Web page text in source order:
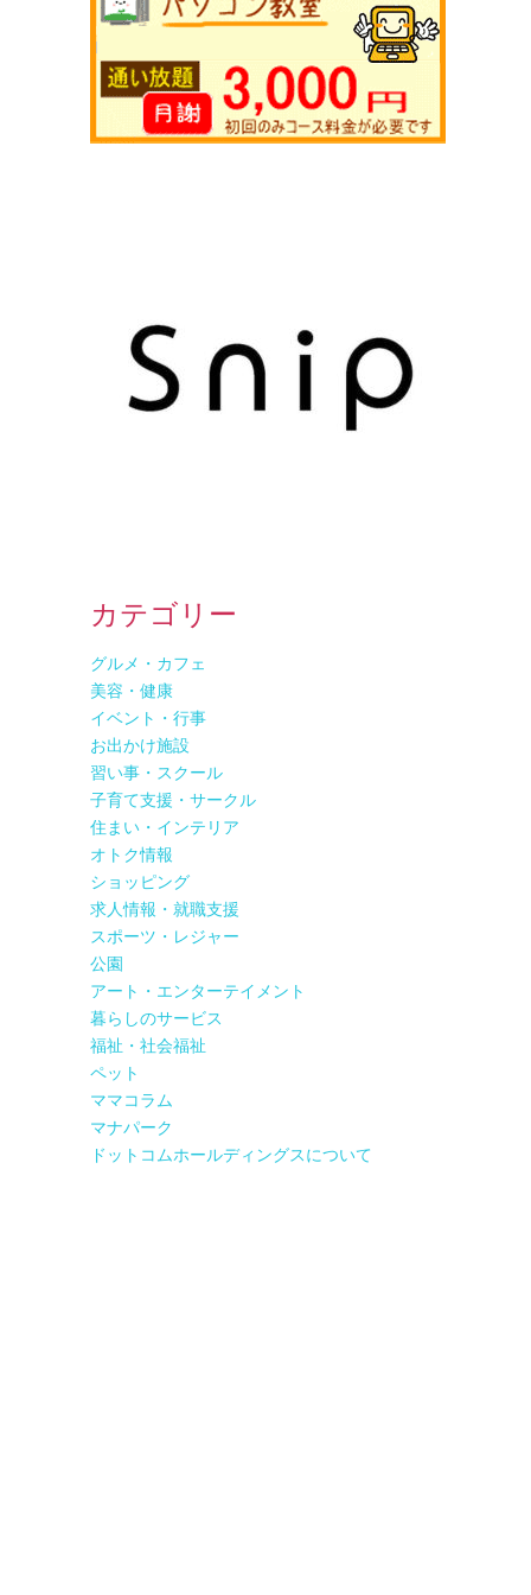
カテゴリー
グルメ・カフェ
美容・健康
イベント・行事
お出かけ施設
習い事・スクール
子育て支援・サークル
住まい・インテリア
オトク情報
ショッピング
求人情報・就職支援
スポーツ・レジャー
公園
アート・エンターテイメント
暮らしのサービス
福祉・社会福祉
ペット
ママコラム
マナパーク
ドットコムホールディングスについて